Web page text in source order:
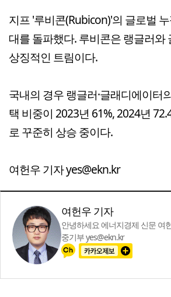
지프 '루비콘(Rubicon)'의 글로벌
대를 돌파했다. 루비콘은 랭글러와
상징적인 트림이다.
국내의 경우 랭글러·글래디에이터
택 비중이 2023년 61%, 2024년
로 꾸준히 상승 중이다.
여헌우 기자 yes@ekn.kr
여헌우 기자
안녕하세요 에너지경제 신문 여
중기부 yes@ekn.kr